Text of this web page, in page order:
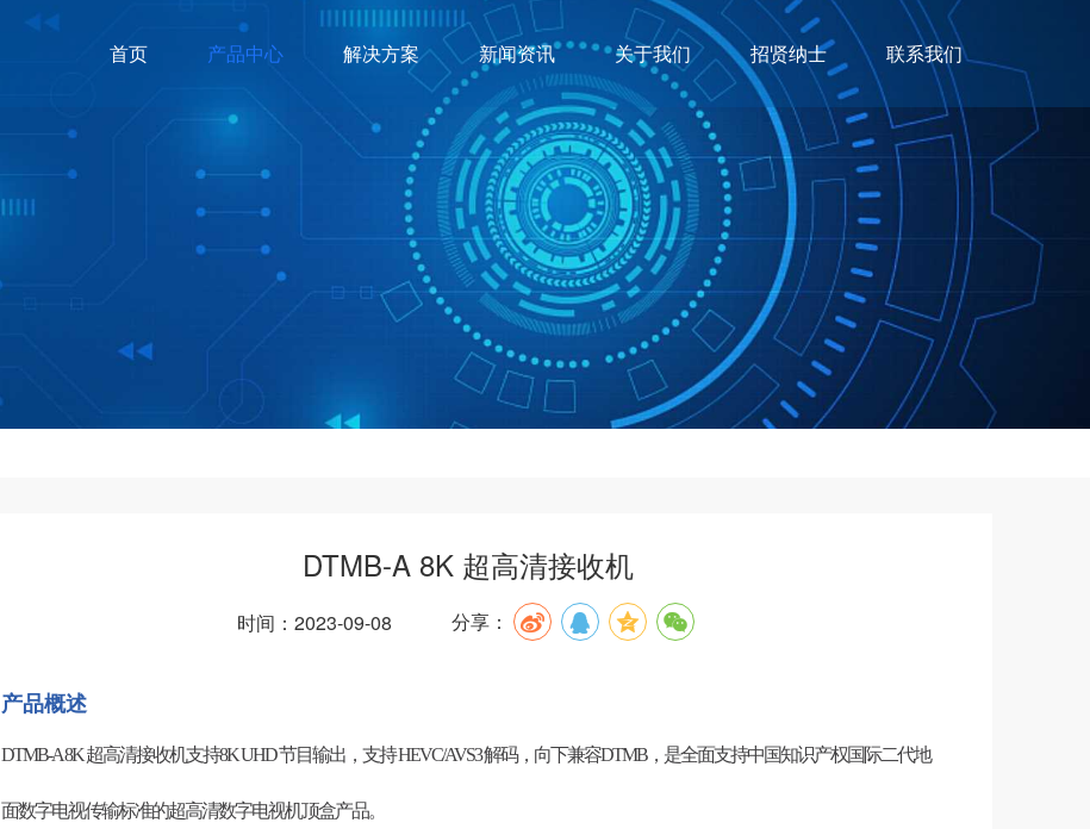
首页 产品中心 解决方案 新闻资讯 关于我们 招贤纳士 联系我们
DTMB-A 8K 超高清接收机
时间：2023-09-08 分享：
产品概述
DTMB-A 8K 超高清接收机支持8K UHD 节目输出，支持 HEVC/AVS3 解码，向下兼容DTMB，是全面支持中国知识产权国际二代地
面数字电视传输标准的超高清数字电视机顶盒产品。